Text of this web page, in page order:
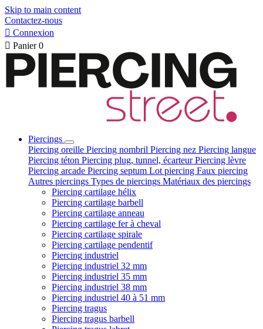
Skip to main content
Contactez-nous
 Connexion
 Panier 0
Piercings
Piercing oreille Piercing nombril Piercing nez Piercing langue
Piercing téton Piercing plug, tunnel, écarteurPiercing lèvre
Piercing arcade Piercing septum Lot piercing Faux piercing
Autres piercings Types de piercings Matériaux des piercings
Piercing cartilage hélix
Piercing cartilage barbell
Piercing cartilage anneau
Piercing cartilage fer à cheval
Piercing cartilage spirale
Piercing cartilage pendentif
Piercing industriel
Piercing industriel 32 mm
Piercing industriel 35 mm
Piercing industriel 38 mm
Piercing industriel 40 à 51 mm
Piercing tragus
Piercing tragus barbell